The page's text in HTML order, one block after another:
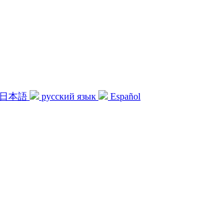
日本語 русский язык
Español